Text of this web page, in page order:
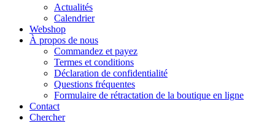
Actualités
Calendrier
Webshop
À propos de nous
Commandez et payez
Termes et conditions
Déclaration de confidentialité
Questions fréquentes
Formulaire de rétractation de la boutique en ligne
Contact
Chercher